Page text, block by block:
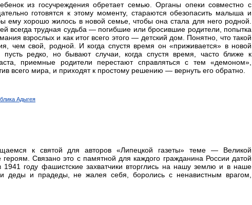
из госучреждения обретает семью. Органы опеки совместно с
готовятся к этому моменту, стараются обезопасить малыша и
ему хорошо жилось в новой семье, чтобы она стала для него родной.
всегда трудная судьба — погибшие или бросившие родители, попытка
взрослых и как итог всего этого — детский дом. Понятно, что такой
чем свой, родной. И когда спустя время он «приживается» в новой
редко, но бывают случаи, когда спустя время, часто ближе к
приемные родители перестают справляться с тем «демоном»,
всего мира, и приходят к простому решению — вернуть его обратно.
Адыгея
к святой для авторов «Липецкой газеты» теме — Великой
Связано это с памятной для каждого гражданина России датой
году фашистские захватчики вторглись на нашу землю и в наше
деды и прадеды, не жалея себя, боролись с ненавистным врагом,